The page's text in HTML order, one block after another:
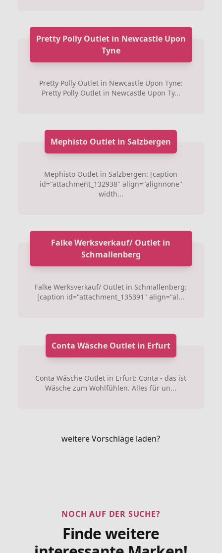
Pretty Polly Outlet in Newcastle Upon
Tyne
Pretty Polly Outlet in Newcastle Upon Tyne:
Pretty Polly Outlet in Newcastle Upon Ty...
Mephisto Outlet in Salzbergen
Mephisto Outlet in Salzbergen: [caption
id="attachment_132938" align="alignnone"
width...
Falke Werksverkauf/ Outlet in
Schmallenberg
Falke Werksverkauf/ Outlet in Schmallenberg:
[caption id="attachment_135391" align="al...
Conta Wäsche Outlet in Erfurt
Conta Wäsche Outlet in Erfurt: Conta - das ist
Wäsche zum Wohlfühlen. Alles für un...
weitere Vorschläge laden?
NOCH AUF DER SUCHE?
Finde weitere